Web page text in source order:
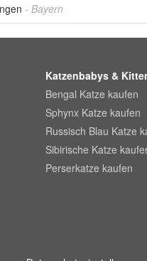
- Bayern
Katzenbabys &
Bengal Katze kaufen
Sphynx Katze kaufen
Russisch Blau Katze
Sibirische Katze
Perserkatze kaufen